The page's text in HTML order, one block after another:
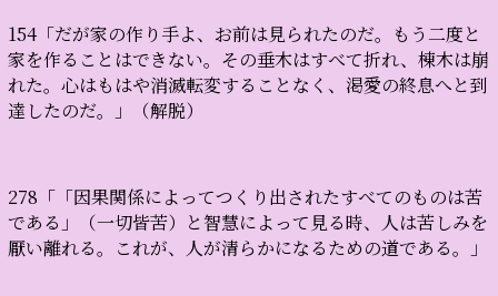
154「だが家の作り手よ、お前は見られたのだ。もう二度と
家を作ることはできない。その垂木はすべて折れ、棟木は崩
れた。心はもはや消滅転変することなく、渇愛の終息へと到
達したのだ。」（解脱）
278「「因果関係によってつくり出されたすべてのものは苦
である」（一切皆苦）と智慧によって見る時、人は苦しみを
厭い離れる。これが、人が清らかになるための道である。」